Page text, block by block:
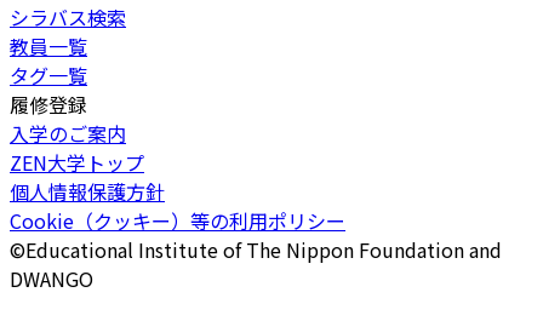
シラバス検索
教員一覧
タグ一覧
履修登録
入学のご案内
ZEN大学トップ
個人情報保護方針
Cookie（クッキー）等の利用ポリシー
©Educational Institute of The Nippon Foundation and
DWANGO